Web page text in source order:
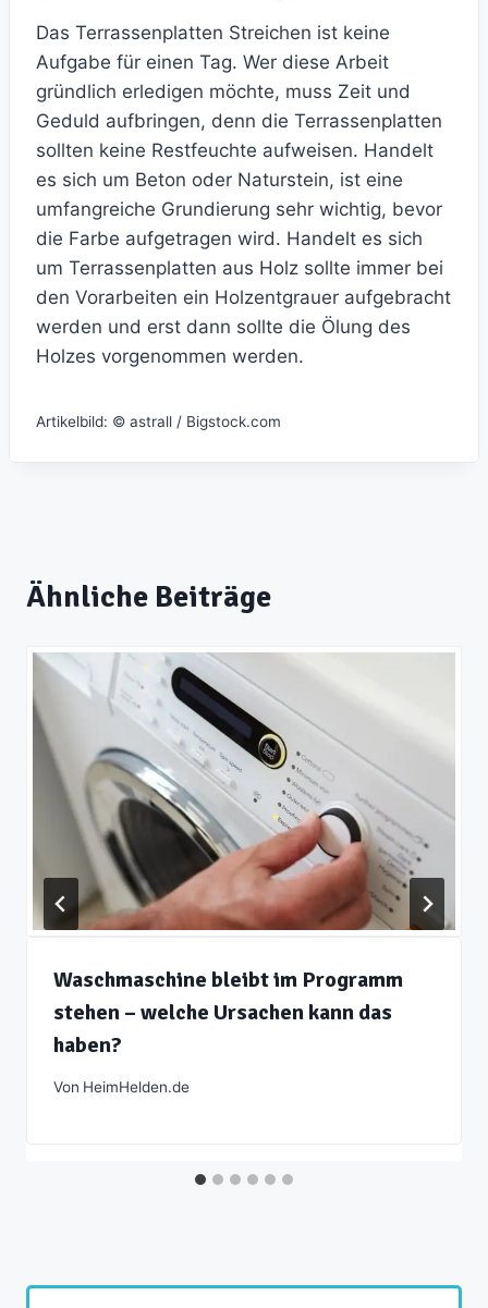
Das Terrassenplatten Streichen ist keine
Aufgabe für einen Tag. Wer diese Arbeit
gründlich erledigen möchte, muss Zeit und
Geduld aufbringen, denn die Terrassenplatten
sollten keine Restfeuchte aufweisen. Handelt
es sich um Beton oder Naturstein, ist eine
umfangreiche Grundierung sehr wichtig, bevor
die Farbe aufgetragen wird. Handelt es sich
um Terrassenplatten aus Holz sollte immer bei
den Vorarbeiten ein Holzentgrauer aufgebracht
werden und erst dann sollte die Ölung des
Holzes vorgenommen werden.
Artikelbild: © astrall / Bigstock.com
Ähnliche Beiträge
Waschmaschine bleibt im Programm
stehen – welche Ursachen kann das
haben?
Von HeimHelden.de